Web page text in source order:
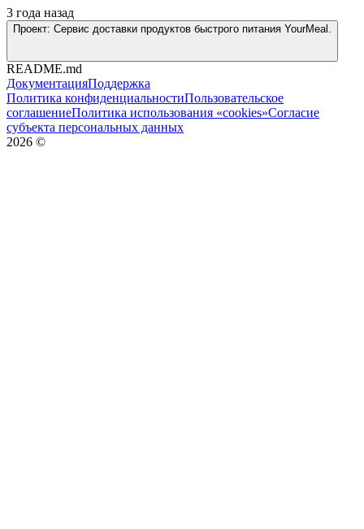
3 года назад
Проект: Сервис доставки продуктов быстрого питания YourMeal.
README.md
ДокументацияПоддержка
Политика конфиденциальностиПользовательское
соглашениеПолитика использования «cookies»Согласие
субъекта персональных данных
2026 ©